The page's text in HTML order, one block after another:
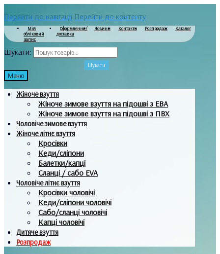
Перейти до навігації Перейти до контенту
Мій
обліковий
запис
Оформлення/
доставка
Новини Контакти Розпродаж Каталог
Шукати:
Шукати
Меню
Жіноче взуття
Жіноче зимове взуття на підошві з ЕВА
Жіноче зимове взуття на підошві з ПВХ
Чоловіче зимове взуття
Жіноче літнє взуття
Кросівки
Кеди/сліпони
Балетки/капці
Сланці / сабо EVA
Чоловіче літнє взуття
Кросівки чоловічі
Кеди/сліпони чоловічі
Сабо/сланці чоловічі
Капці чоловічі
Дитяче взуття
Розпродаж